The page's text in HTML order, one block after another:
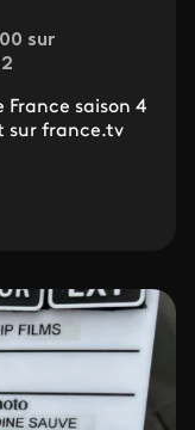
sur
France saison 4
sur france.tv